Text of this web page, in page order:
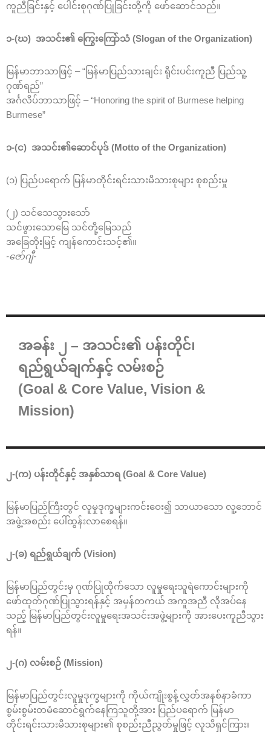
ကူညီခြင်းနှင့် ပေါင်းစုဂုဏ်ပြုခြင်းတို့ကို ဖော်ဆောင်သည်။
၁-(ဃ) အသင်း၏ ကြွေးကြော်သံ (Slogan of the Organization)
မြန်မာဘာသာဖြင့် – “မြန်မာပြည်သားချင်း ရိုင်းပင်းကူညီ ပြည်သူ့
ဂုဏ်ရည်”
အင်္ဂလိပ်ဘာသာဖြင့် – “Honoring the spirit of Burmese helping
Burmese”
၁-(င) အသင်း၏ဆောင်ပုဒ် (Motto of the Organization)
(၁) ပြည်ပရောက် မြန်မာတိုင်းရင်းသားမိသားစုများ စုစည်းမှု
(၂) သင်သေသွားသော်
သင်ဖွားသောမြေ သင်တို့မြေသည်
အခြေတိုးမြင့် ကျန်ကောင်းသင့်၏။
-ဇော်ဂျီ-
အခန်း ၂ – အသင်း၏ ပန်းတိုင်၊
ရည်ရွယ်ချက်နှင့် လမ်းစဉ်
(Goal & Core Value, Vision &
Mission)
၂-(က) ပန်းတိုင်နှင့် အနှစ်သာရ (Goal & Core Value)
မြန်မာပြည်ကြီးတွင် လူမှုဒုက္ခများကင်းဝေး၍ သာယာသော လူ့ဘောင်
အဖွဲ့အစည်း ပေါ်ထွန်းလာစေရန်။
၂-(ခ) ရည်ရွယ်ချက် (Vision)
မြန်မာပြည်တွင်းမှ ဂုဏ်ပြုထိုက်သော လူမှုရေးသူရဲကောင်းများကို
ဖော်ထုတ်ဂုဏ်ပြုသွားရန်နှင့် အမှန်တကယ် အကူအညီ လိုအပ်နေ
သည့် မြန်မာပြည်တွင်းလူမှုရေးအသင်းအဖွဲ့များကို အားပေးကူညီသွား
ရန်။
၂-(ဂ) လမ်းစဉ် (Mission)
မြန်မာပြည်တွင်းလူမှုဒုက္ခများကို ကိုယ်ကျိုးစွန့်လွှတ်အနစ်နာခံကာ
စွမ်းစွမ်းတမံဆောင်ရွက်နေကြသူတို့အား ပြည်ပရောက် မြန်မာ
တိုင်းရင်းသားမိသားစုများ၏ စုစည်းညီညွတ်မှုဖြင့် လူသိရှင်ကြား၊